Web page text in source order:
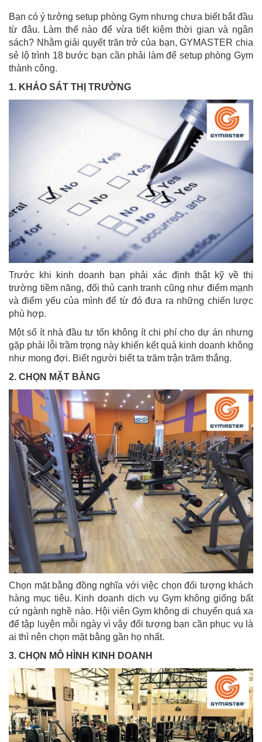
Bạn có ý tưởng setup phòng Gym nhưng chưa biết bắt đầu
từ đâu. Làm thế nào để vừa tiết kiệm thời gian và ngân
sách? Nhằm giải quyết trăn trở của bạn, GYMASTER chia
sẻ lộ trình 18 bước bạn cần phải làm để setup phòng Gym
thành công.
1. KHẢO SÁT THỊ TRƯỜNG
Trước khi kinh doanh bạn phải xác định thật kỹ về thị
trường tiềm năng, đối thủ cạnh tranh cũng như điểm mạnh
và điểm yếu của mình để từ đó đưa ra những chiến lược
phù hợp.
Một số ít nhà đầu tư tốn không ít chi phí cho dự án nhưng
gặp phải lỗi trầm trọng này khiến kết quả kinh doanh không
như mong đợi. Biết người biết ta trăm trận trăm thắng.
2. CHỌN MẶT BẰNG
Chọn mặt bằng đồng nghĩa với việc chọn đối tượng khách
hàng mục tiêu. Kinh doanh dịch vụ Gym không giống bất
cứ ngành nghề nào. Hội viên Gym không di chuyển quá xa
để tập luyện mỗi ngày vì vậy đối tượng bạn cần phục vụ là
ai thì nên chọn mặt bằng gần họ nhất.
3. CHỌN MÔ HÌNH KINH DOANH